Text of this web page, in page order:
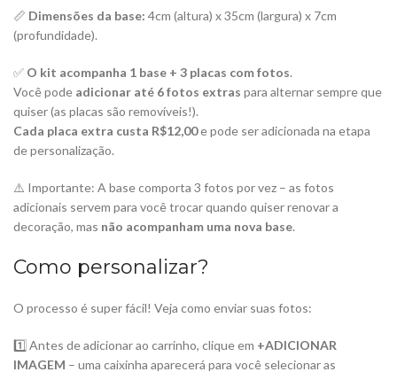
📏 Dimensões da base: 4cm (altura) x 35cm (largura) x 7cm
(profundidade).
✅ O kit acompanha 1 base + 3 placas com fotos.
Você pode adicionar até 6 fotos extras para alternar sempre que
quiser (as placas são removíveis!).
Cada placa extra custa R$12,00e pode ser adicionada na etapa
de personalização.
⚠️ Importante: A base comporta 3 fotos por vez – as fotos
adicionais servem para você trocar quando quiser renovar a
decoração, mas não acompanham uma nova base.
Como personalizar?
O processo é super fácil! Veja como enviar suas fotos:
1️⃣ Antes de adicionar ao carrinho, clique em +ADICIONAR
IMAGEM – uma caixinha aparecerá para você selecionar as